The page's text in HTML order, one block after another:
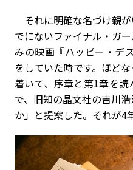
それに明確な名づけ親
でにないファイナル・ガ
みの映画『ハッピー・デ
をしていた時です。ほど
着いて、序章と第1章を
で、旧知の晶文社の吉川
か」と提案した。それが4